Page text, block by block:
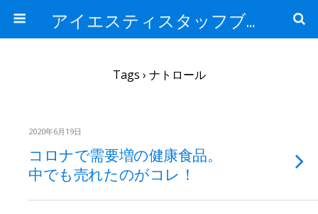
アイエスティスタッフブログ
Tags › ナトロール
2020年6月19日
コロナで需要増の健康食品。
中でも売れたのがコレ！